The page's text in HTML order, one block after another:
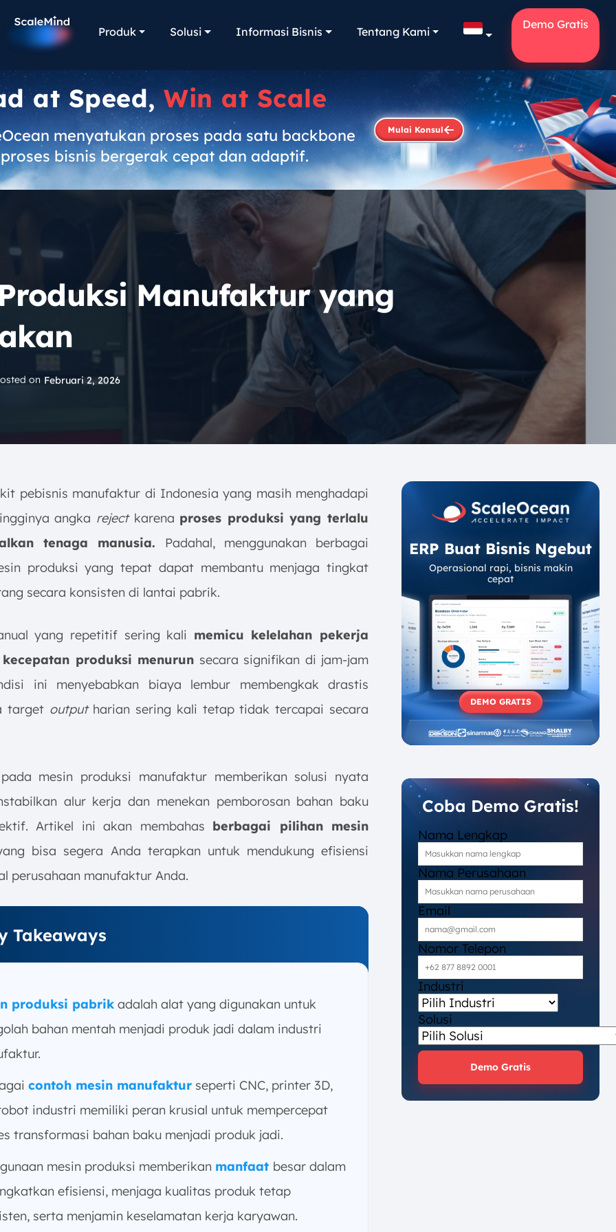
Produk Solusi Informasi Bisnis Tentang Kami
Demo Gratis
at Speed,Win at Scale
menyatukan proses pada satu backbone
bisnis bergerak cepat dan adaptif.
Mulai Konsul
Manufaktur yang
on Februari 2, 2026
pebisnis manufaktur di Indonesia yang masih menghadapi
angka rejectkarena proses produksi yang terlalu
tenaga manusia. Padahal, menggunakan berbagai
produksi yang tepat dapat membantu menjaga tingkat
secara konsisten di lantai pabrik.
yang repetitif sering kali memicu kelelahan pekerja
produksi menurun secara signifikan di jam-jam
ini menyebabkan biaya lembur membengkak drastis
target outputharian sering kali tetap tidak tercapai secara
mesin produksi manufaktur memberikan solusi nyata
alur kerja dan menekan pemborosan bahan baku
Artikel ini akan membahas berbagai pilihan mesin
bisa segera Anda terapkan untuk mendukung efisiensi
perusahaan manufaktur Anda.
Takeaways
produksi pabrik adalah alat yang digunakan untuk
bahan mentah menjadi produk jadi dalam industri
contoh mesin manufaktur seperti CNC, printer 3D,
industri memiliki peran krusial untuk mempercepat
transformasi bahan baku menjadi produk jadi.
mesin produksi memberikan manfaat besar dalam
efisiensi, menjaga kualitas produk tetap
serta menjamin keselamatan kerja karyawan.
ERP Buat Bisnis Ngebut
Operasional rapi, bisnis makin
cepat
DEMO GRATIS
Coba Demo Gratis!
Nama Lengkap
Nama Perusahaan
Email
Nomor Telepon
Industri
Solusi
Demo Gratis